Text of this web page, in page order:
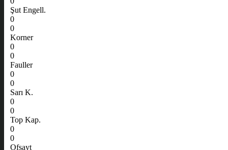
Şut Engell.
0
0
Korner
0
0
Fauller
0
0
Sarı K.
0
0
Top Kap.
0
0
Ofsayt